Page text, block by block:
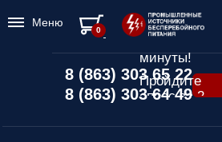
8 (863) 303 65 22
8 (863) 303 64 49
Меню
0
Подбор ИБП
минуты!
Пройдите
опрос за 2